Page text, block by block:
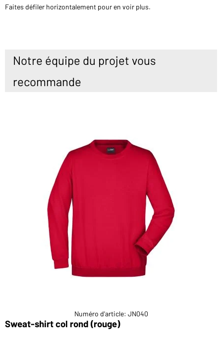
Faites défiler horizontalement pour en voir plus.
Notre équipe du projet vous
recommande
Numéro d'article: JN040
Sweat-shirt col rond (rouge)